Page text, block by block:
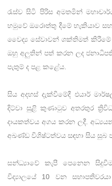
රැස්ව සිටි පිරිස අමතමින්
හමුවේ ඔරොත්තු දීමේ හැකියාව
වෛද්‍ය සේවාවන් ශක්තිමත් කිරීමේ
ඔහු අලුතින් පත් කරන ලද
පැතුම් ද පළ කළේය.
සිය අදහස් දැක්වීමේදී එයාර්
දිට්වා සුළි කුණාටුව අතරතුර
දායකත්වය අගය කරන ලදී.
අඛණ්ඩ විශිෂ්ටත්වය සඳහා සිය සුබ
සන්ධ්‍යාවේ කැපී පෙනෙන
විද්‍යාලයේ 10 වන